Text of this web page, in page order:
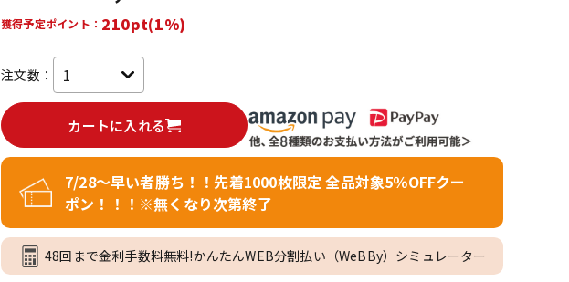
獲得予定ポイント： 210pt(1%)
注文数：
カートに入れる
7/28～早い者勝ち！！先着1000枚限定 全品対象5％OFFクー
ポン！！！※無くなり次第終了
48回まで金利手数料無料!かんたんWEB分割払い（WeBBy）シミュレーター